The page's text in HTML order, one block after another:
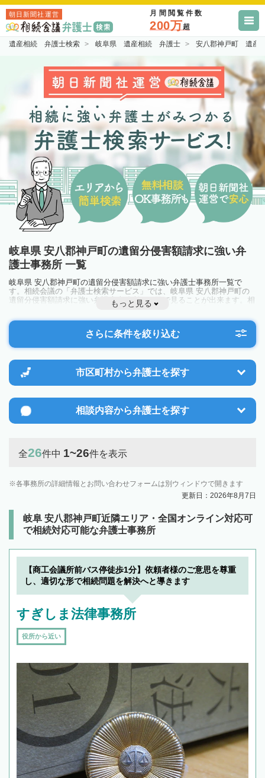
朝日新聞社運営 月間閲覧件数
200万超
遺産相続 弁護士検索 岐阜県 遺産相続 弁護士 安八郡神戸町 遺産
岐阜県 安八郡神戸町の遺留分侵害額請求に強い弁
護士事務所 一覧
岐阜県 安八郡神戸町の遺留分侵害額請求に強い弁護士事務所一覧で
す。相続会議の「弁護士検索サービス」では、岐阜県 安八郡神戸町の
遺留分侵害額請求に強い弁護士事務所を一覧で見ることが出来ます。相
続のトラブルやお悩みを抱えている方は一度近隣の弁護士に相談してみ
ましょう。
もっと見る
さらに条件を絞り込む
市区町村から弁護士を探す
相談内容から弁護士を探す
全26件中 1~26件を表示
各事務所の詳細情報とお問い合わせフォームは別ウィンドウで開きます
更新日：2026年8月7日
岐阜 安八郡神戸町近隣エリア・全国オンライン対応可
で相続対応可能な弁護士事務所
【商工会議所前バス停徒歩1分】依頼者様のご意思を尊重
し、適切な形で相続問題を解決へと導きます
すぎしま法律事務所
役所から近い